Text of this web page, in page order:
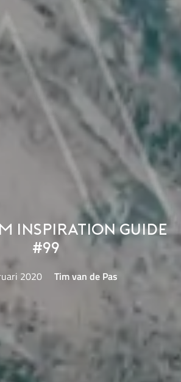
Inspiration Guide
#99
2020 Tim van de Pas